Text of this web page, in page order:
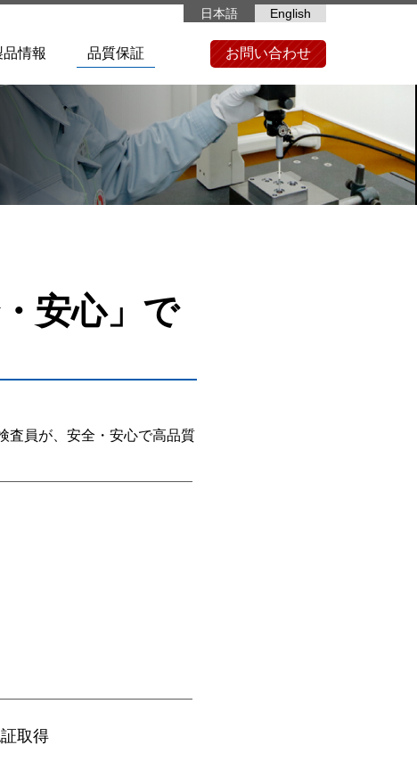
日本語 English
品情報 品質保証 お問い合わせ
安心」で
査員が、安全・安心で高品質
取得